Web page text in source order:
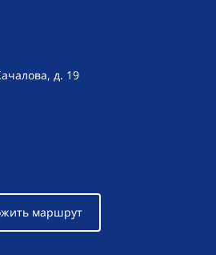
д. 19
маршрут